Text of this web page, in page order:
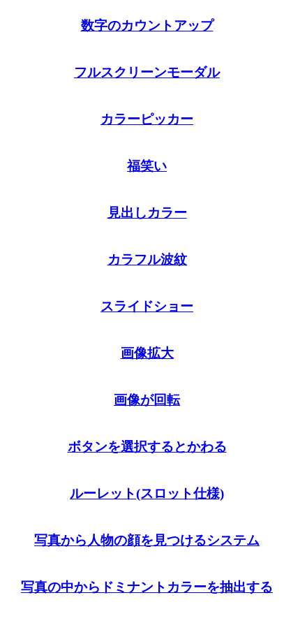
数字のカウントアップ
フルスクリーンモーダル
カラーピッカー
福笑い
見出しカラー
カラフル波紋
スライドショー
画像拡大
画像が回転
ボタンを選択するとかわる
ルーレット(スロット仕様)
写真から人物の顔を見つけるシステム
写真の中からドミナントカラーを抽出する